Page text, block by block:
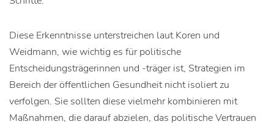
Diese Erkenntnisse unterstreichen laut Koren und
Weidmann, wie wichtig es für politische
Entscheidungsträgerinnen und -träger ist, Strategien im
Bereich der öffentlichen Gesundheit nicht isoliert zu
verfolgen. Sie sollten diese vielmehr kombinieren mit
Maßnahmen, die darauf abzielen, das politische Vertrauen